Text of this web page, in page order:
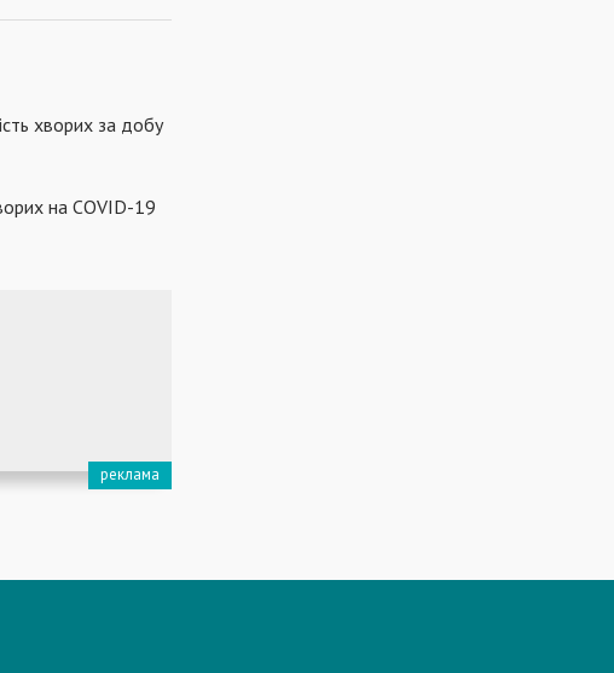
хворих за добу
на COVID-19